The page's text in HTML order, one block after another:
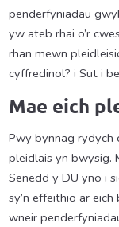
penderfyniadau
yw ateb rhai o’r
rhan mewn
cyffredinol? i Sut i
Mae eich
Pwy bynnag rydych
pleidlais yn bwysig.
Senedd y DU yno i
sy’n effeithio ar
wneir